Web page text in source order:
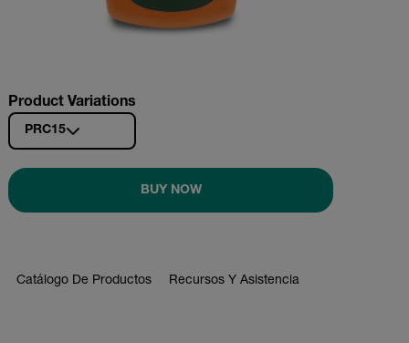
Product Variations
PRC15
BUY NOW
Catálogo De Productos Recursos Y Asistencia